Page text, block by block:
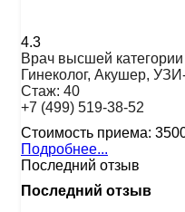
4.3
Врач высшей категории
Гинеколог, Акушер,
Стаж: 40
+7 (499) 519-38-52
Стоимость приема:
Подробнее...
Последний отзыв
Последний отзыв